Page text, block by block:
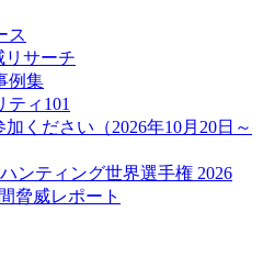
ス
リサーチ
例集
ティ101
加ください（2026年10月20日～
ンティング世界選手権 2026
脅威レポート